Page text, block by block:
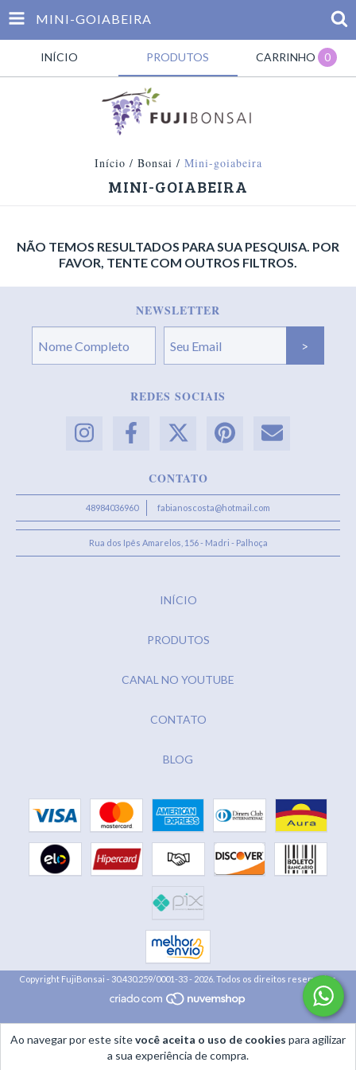
MINI-GOIABEIRA
INÍCIO PRODUTOS CARRINHO 0
Ao navegar por este sitevocê aceita o uso de cookies para agilizar
a sua experiência de compra.
Início / Bonsai / Mini-goiabeira
MINI-GOIABEIRA
NÃO TEMOS RESULTADOS PARA SUA PESQUISA. POR
FAVOR, TENTE COM OUTROS FILTROS.
NEWSLETTER
REDES SOCIAIS
CONTATO
48984036960 fabianoscosta@hotmail.com
Rua dos Ipês Amarelos, 156 - Madri - Palhoça
INÍCIO
PRODUTOS
CANAL NO YOUTUBE
CONTATO
BLOG
Copyright FujiBonsai - 30.430.259/0001-33 - 2026. Todos os direitos reservados.